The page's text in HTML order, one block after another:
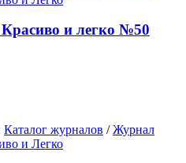
и легко №50
Каталог журналов /Журнал
и Легко